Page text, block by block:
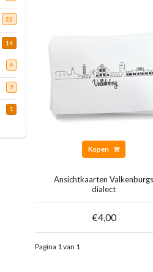
22
14
4
9
1
Kopen
Ansichtkaarten Valkenburgs
dialect
€4,00
Pagina 1 van 1